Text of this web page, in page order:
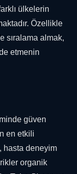
ülkelerin
Özellikle
sıralama almak,
etmenin
güven
en etkili
hasta deneyim
organik